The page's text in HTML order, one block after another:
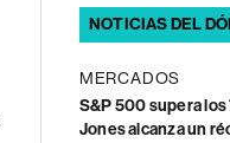
NOTICIAS DEL
MERCADOS
S&P 500 supera
Jones alcanza un